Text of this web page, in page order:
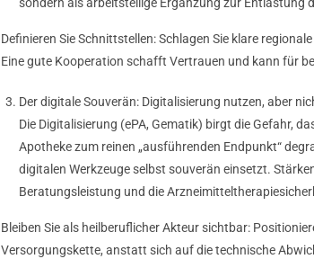
Definieren Sie Schnittstellen: Schlagen Sie klare
Eine gute Kooperation schafft Vertrauen und kann für
Der digitale Souverän: Digitalisierung nutzen, aber
Die Digitalisierung (ePA, Gematik) birgt die Gefahr,
Apotheke zum reinen „ausführenden Endpunkt“
digitalen Werkzeuge selbst souverän einsetzt.
Beratungsleistung und die
Bleiben Sie als heilberuflicher Akteur sichtbar:
Versorgungskette, anstatt sich auf die technische